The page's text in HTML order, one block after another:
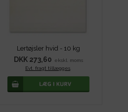
Lertøjsler hvid - 10 kg
DKK 273,60
ekskl. moms
Evt. fragt tillægges